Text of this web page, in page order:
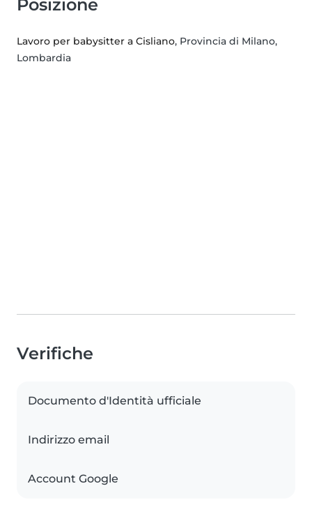
Posizione
Lavoro per babysitter a Cisliano, Provincia di Milano,
Lombardia
Verifiche
Documento d'Identità ufficiale
Indirizzo email
Account Google